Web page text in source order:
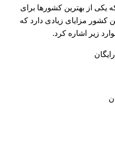
که یکی از بهترین کشورها برای
مزایای زیادی دارد که
زیر اشاره کرد.